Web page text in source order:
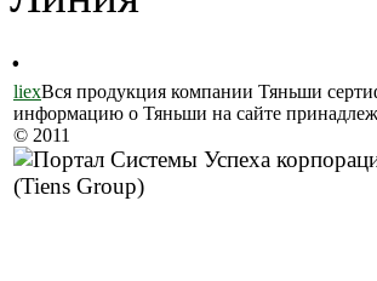
.
liexВся продукция компании Тяньши
информацию о Тяньши на сайте
© 2011